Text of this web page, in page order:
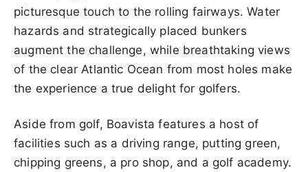
picturesque touch to the rolling fairways. Water
hazards and strategically placed bunkers
augment the challenge, while breathtaking views
of the clear Atlantic Ocean from most holes make
the experience a true delight for golfers.
Aside from golf, Boavista features a host of
facilities such as a driving range, putting green,
chipping greens, a pro shop, and a golf academy.